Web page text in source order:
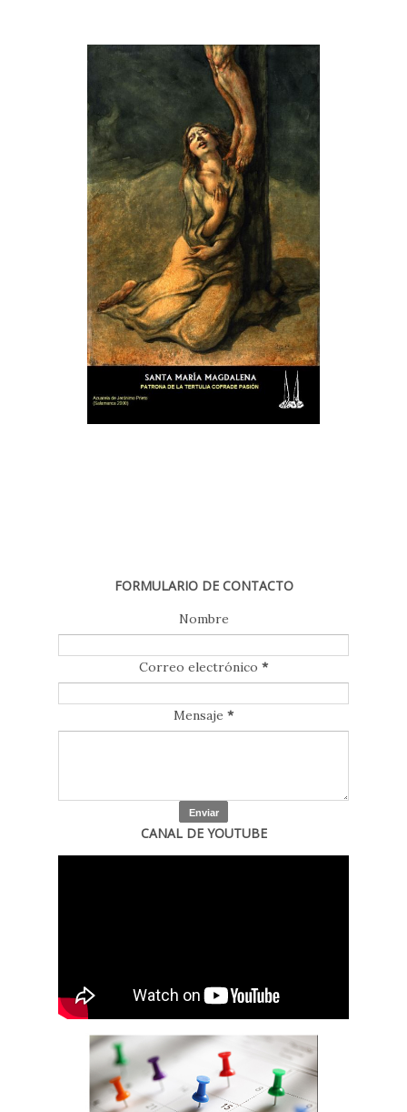
FORMULARIO DE CONTACTO
Nombre
Correo electrónico *
Mensaje *
CANAL DE YOUTUBE